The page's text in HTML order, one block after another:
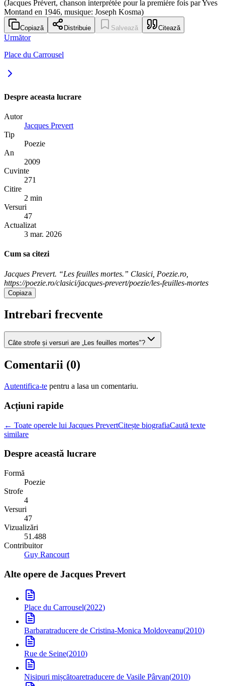
(Jacques Prévert, chanson interprétée pour la première fois par Yves
Montand en 1946, musique: Joseph Kosma)
Copiază Distribuie Salvează Citează
Următor
Place du Carrousel
Despre aceasta lucrare
Autor
Jacques Prevert
Tip
Poezie
An
2009
Cuvinte
271
Citire
2 min
Versuri
47
Actualizat
3 mar. 2026
Cum sa citezi
Jacques Prevert. “Les feuilles mortes.” Clasici, Poezie.ro,
https://poezie.ro/clasici/jacques-prevert/poezie/les-feuilles-mortes
Copiaza
Intrebari frecvente
Câte strofe și versuri are „Les feuilles mortes"?
Comentarii (0)
Autentifica-te pentru a lasa un comentariu.
Acțiuni rapide
← Toate operele lui Jacques PrevertCitește biografiaCaută texte
similare
Despre această lucrare
Formă
Poezie
Strofe
4
Versuri
47
Vizualizări
51.488
Contribuitor
Guy Rancourt
Alte opere de Jacques Prevert
Place du Carrousel(2022)
Barbaratraducere de Cristina-Monica Moldoveanu(2010)
Rue de Seine(2010)
Nisipuri mișcătoaretraducere de Vasile Pârvan(2010)